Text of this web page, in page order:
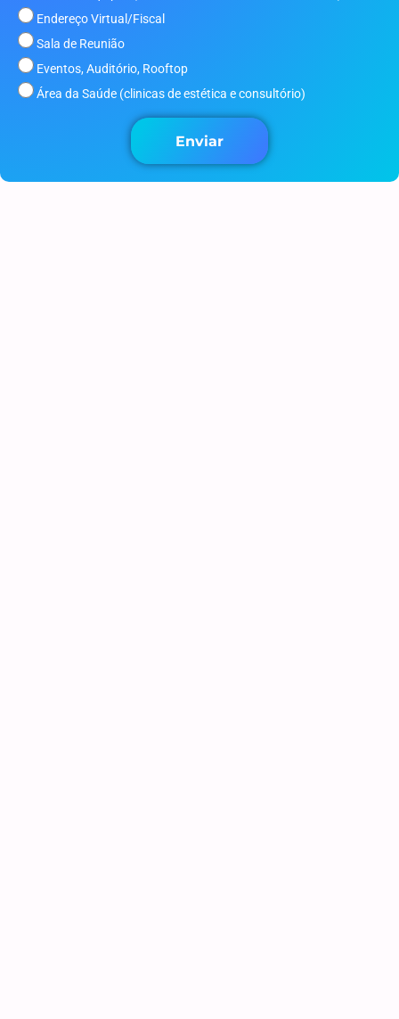
Endereço Virtual/Fiscal
Sala de Reunião
Eventos, Auditório, Rooftop
Área da Saúde (clinicas de estética e consultório)
Enviar